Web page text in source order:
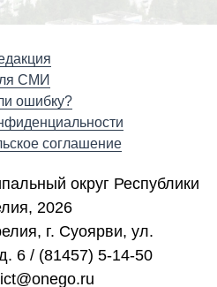
СМИ
ошибку?
соглашение
округ Республики
2026
г. Cуоярви, ул.
6 / (81457) 5-14-50